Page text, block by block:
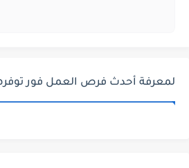
لمعرفة أحدث فرص العمل فور